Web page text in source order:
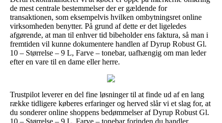
de mest centrale bestemmelser der er gældende for
transaktionen, som eksempelvis hvilken ombytningsret online
virksomheden benytter. På grund af dette er det ligeledes
afgørende, at man til enhver tid bibeholder ens faktura, så man i
fremtiden vil kunne dokumentere handlen af Dyrup Robust Gl.
10 – Størrelse – 9 L, Farve – tonebar, uafhængig om man leder
efter en vare til en dame eller herre.
Trustpilot leverer en del fine løsninger til at finde ud af en lang
række tidligere køberes erfaringer og herved slår vi et slag for, at
du sonderer online shoppens bedømmelser af Dyrup Robust Gl.
10 – Størrelse – 9 L, Farve – tonebar forinden du handler.